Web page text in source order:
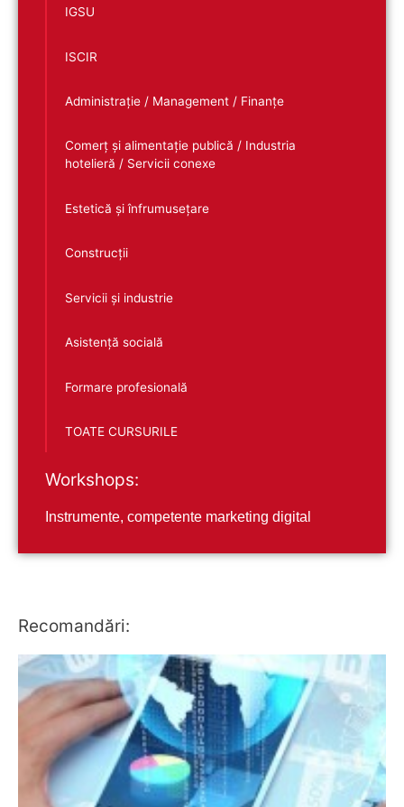
IGSU
ISCIR
Administrație / Management / Finanțe
Comerț și alimentație publică / Industria
hotelieră / Servicii conexe
Estetică și înfrumusețare
Construcții
Servicii și industrie
Asistență socială
Formare profesională
TOATE CURSURILE
Workshops:
Instrumente, competente marketing digital
Recomandări: